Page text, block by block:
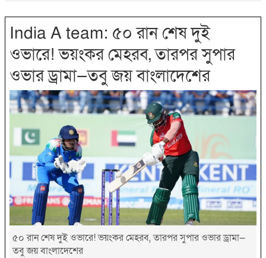
India A team: ৫০ রান শেষ দুই
ওভারে! ভয়ংকর মেহরব, তারপর সুপার
ওভার ড্রামা—তবু জয় বাংলাদেশের
৫০ রান শেষ দুই ওভারে! ভয়ংকর মেহরব, তারপর সুপার ওভার ড্রামা—
তবু জয় বাংলাদেশের